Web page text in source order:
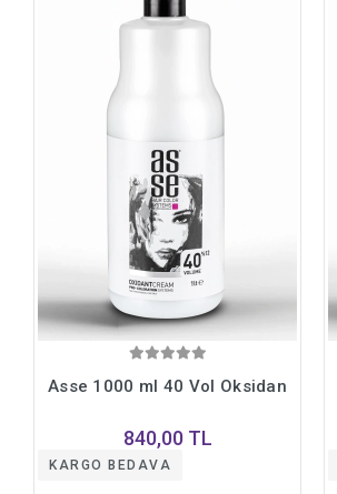
Asse 1000 ml 40 Vol Oksidan
840,00 TL
KARGO BEDAVA